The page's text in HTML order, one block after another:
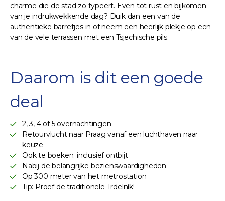
charme die de stad zo typeert. Even tot rust en bijkomen
van je indrukwekkende dag? Duik dan een van de
authentieke barretjes in of neem een heerlijk plekje op een
van de vele terrassen met een Tsjechische pils.
Daarom is dit een goede
deal
2, 3, 4 of 5 overnachtingen
Retourvlucht naar Praag vanaf een luchthaven naar
keuze
Ook te boeken: inclusief ontbijt
Nabij de belangrijke bezienswaardigheden
Op 300 meter van het metrostation
Tip: Proef de traditionele Trdelník!